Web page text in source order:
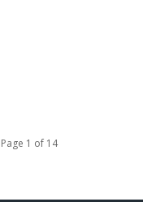
Page 1 of 14